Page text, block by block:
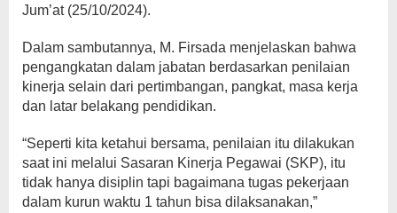
Jum’at (25/10/2024).
Dalam sambutannya, M. Firsada menjelaskan bahwa
pengangkatan dalam jabatan berdasarkan penilaian
kinerja selain dari pertimbangan, pangkat, masa kerja
dan latar belakang pendidikan.
“Seperti kita ketahui bersama, penilaian itu dilakukan
saat ini melalui Sasaran Kinerja Pegawai (SKP), itu
tidak hanya disiplin tapi bagaimana tugas pekerjaan
dalam kurun waktu 1 tahun bisa dilaksanakan,”